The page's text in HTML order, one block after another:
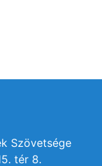
Szövetsége
tér 8.